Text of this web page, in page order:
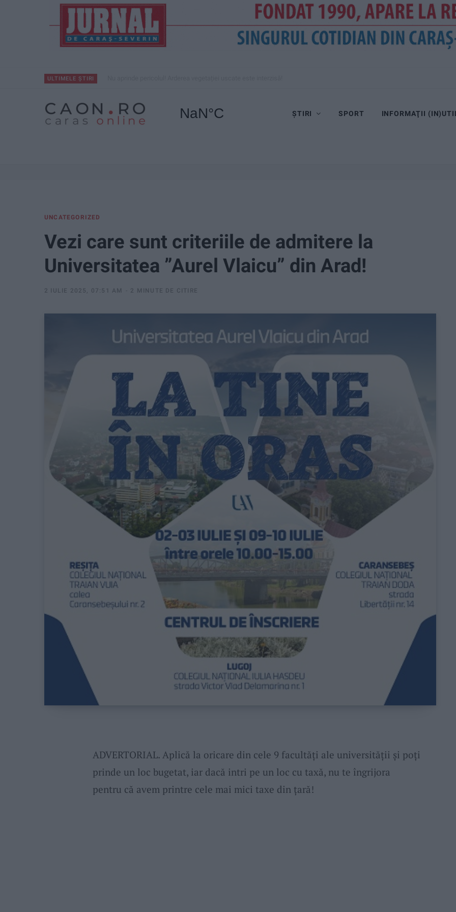
ULTIMELE ȘTIRI
ȘTIRI SPORT INFORMAŢII
UNCATEGORIZED
Vezi care sunt criteriile de admitere la
Universitatea ”Aurel Vlaicu” din Arad!
2 IULIE 2025, 07:51 AM 2 MINUTE DE CITIRE
ADVERTORIAL. Aplică la oricare din cele 9 facultăți ale universității și poți
prinde un loc bugetat, iar dacă intri pe un loc cu taxă, nu te îngrijora
pentru că avem printre cele mai mici taxe din țară!